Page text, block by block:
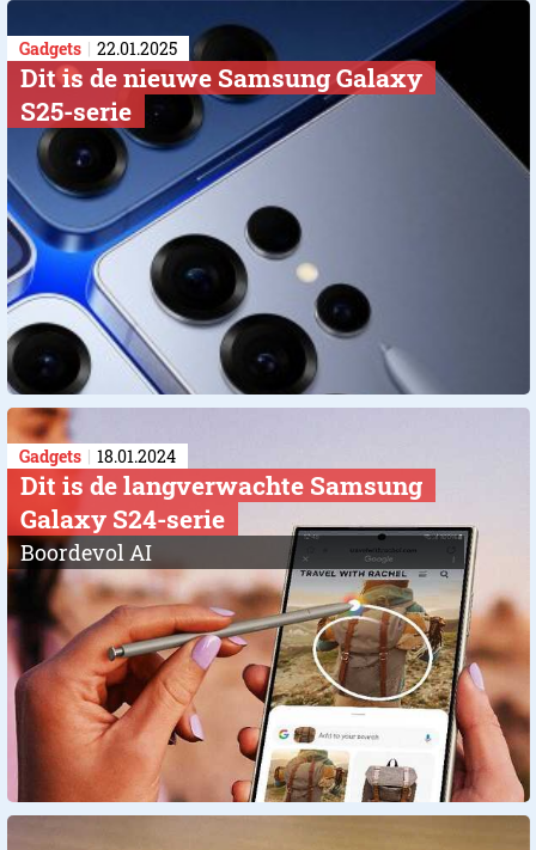
Gadgets 22.01.2025
Dit is de nieuwe Samsung Galaxy
S25-serie
Gadgets 18.01.2024
Dit is de langverwachte Samsung
Galaxy S24-serie
Boordevol AI